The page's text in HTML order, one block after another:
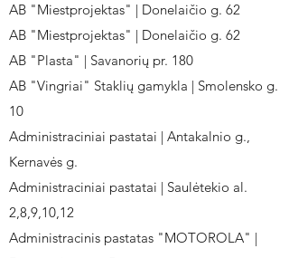
AB "Miestprojektas" | Donelaičio g. 62
AB "Miestprojektas" | Donelaičio g. 62
AB "Plasta" | Savanorių pr. 180
AB "Vingriai" Staklių gamykla | Smolensko g.
10
Administraciniai pastatai | Antakalnio g.,
Kernavės g.
Administraciniai pastatai | Saulėtekio al.
2,8,9,10,12
Administracinis pastatas "MOTOROLA" |